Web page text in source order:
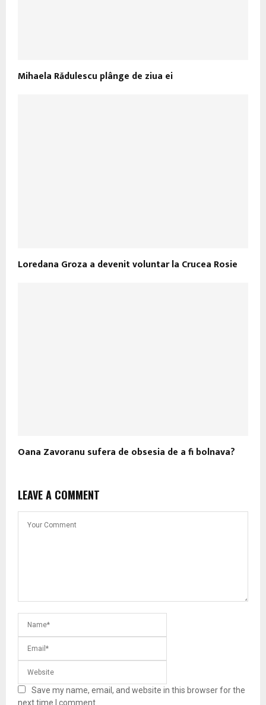
Mihaela Rădulescu plânge de ziua ei
Loredana Groza a devenit voluntar la Crucea Rosie
Oana Zavoranu sufera de obsesia de a fi bolnava?
LEAVE A COMMENT
Save my name, email, and website in this browser for the
next time I comment.